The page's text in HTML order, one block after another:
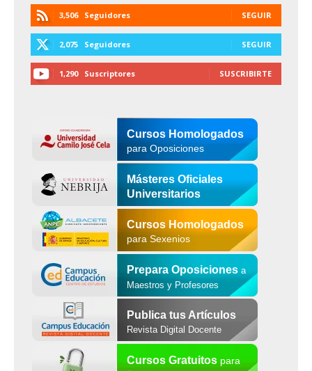
3,506 Seguidores SEGUIR
2,075 Seguidores SEGUIR
1,290 Suscriptores SUSCRIBIRTE
Cursos Homologados
para Oposiciones
Másteres Oficiales
Universitarios
Cursos Homologados
para Sexenios
Prepara Oposiciones a
Maestros y Profesores
Publica tus Artículos
Revista Digital Docente
Cursos Gratuitospara